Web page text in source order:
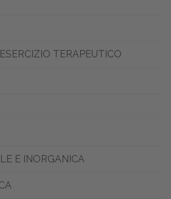
TERAPEUTICO
E INORGANICA